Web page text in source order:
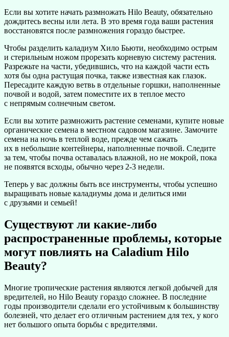
Если вы хотите начать размножать Hilo Beauty, обязательно
дождитесь весны или лета. В это время года ваши растения
восстановятся после размножения гораздо быстрее.
Чтобы разделить каладиум Хило Бьюти, необходимо острым
и стерильным ножом прорезать корневую систему растения.
Разрежьте на части, убедившись, что на каждой части есть
хотя бы одна растущая почка, также известная как глазок.
Пересадите каждую ветвь в отдельные горшки, наполненные
почвой и водой, затем поместите их в теплое место
с непрямым солнечным светом.
Если вы хотите размножить растение семенами, купите новые
органические семена в местном садовом магазине. Замочите
семена на ночь в теплой воде, прежде чем сажать
их в небольшие контейнеры, наполненные почвой. Следите
за тем, чтобы почва оставалась влажной, но не мокрой, пока
не появятся всходы, обычно через 2-3 недели.
Теперь у вас должны быть все инструменты, чтобы успешно
выращивать новые каладиумы дома и делиться ими
с друзьями и семьей!
Существуют ли какие-либо
распространенные проблемы, которые
могут повлиять на Caladium Hilo
Beauty?
Многие тропические растения являются легкой добычей для
вредителей, но Hilo Beauty гораздо сложнее. В последние
годы производители сделали его устойчивым к большинству
болезней, что делает его отличным растением для тех, у кого
нет большого опыта борьбы с вредителями.